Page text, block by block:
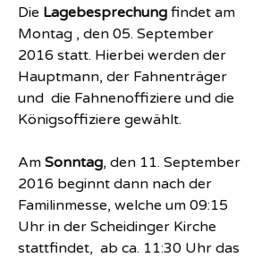
Die Lagebesprechung findet am
Montag , den 05. September
2016 statt. Hierbei werden der
Hauptmann, der Fahnenträger
und die Fahnenoffiziere und die
Königsoffiziere gewählt.
Am Sonntag, den 11. September
2016 beginnt dann nach der
Familinmesse, welche um 09:15
Uhr in der Scheidinger Kirche
stattfindet, ab ca. 11:30 Uhr das